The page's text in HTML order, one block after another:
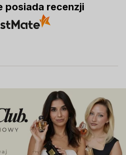
posiada recenzji